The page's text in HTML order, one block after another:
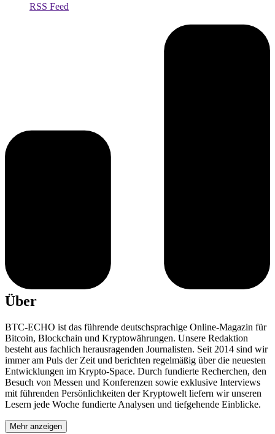
RSS Feed
Über
BTC-ECHO ist das führende deutschsprachige Online-Magazin für
Bitcoin, Blockchain und Kryptowährungen. Unsere Redaktion
besteht aus fachlich herausragenden Journalisten. Seit 2014 sind wir
immer am Puls der Zeit und berichten regelmäßig über die neuesten
Entwicklungen im Krypto-Space. Durch fundierte Recherchen, den
Besuch von Messen und Konferenzen sowie exklusive Interviews
mit führenden Persönlichkeiten der Kryptowelt liefern wir unseren
Lesern jede Woche fundierte Analysen und tiefgehende Einblicke.
Mehr anzeigen